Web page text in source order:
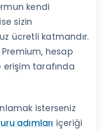
kendi
sizin
ücretli katmandır.
hesap
erişim tarafında
isterseniz
adımları içeriği